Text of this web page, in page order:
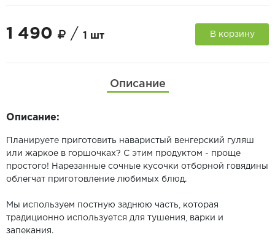
1 490 / 1 шт В корзину
Описание
Описание:
Планируете приготовить наваристый венгерский гуляш
или жаркое в горшочках? С этим продуктом - проще
простого! Нарезанные сочные кусочки отборной говядины
облегчат приготовление любимых блюд.
Мы используем постную заднюю часть, которая
традиционно используется для тушения, варки и
запекания.